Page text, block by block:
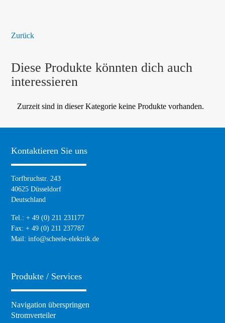
Zurück
Diese Produkte könnten dich auch
interessieren
Zurzeit sind in dieser Kategorie keine Produkte vorhanden.
Kontaktieren Sie uns
Torfbruchstr. 243
40625 Düsseldorf
Deutschland
Tel.: + 49 (0) 211 231177
Fax: + 49 (0) 211 237787
Mail:info@scheele-elektrik.de
Produkte / Services
Navigation überspringen
Stromverteiler